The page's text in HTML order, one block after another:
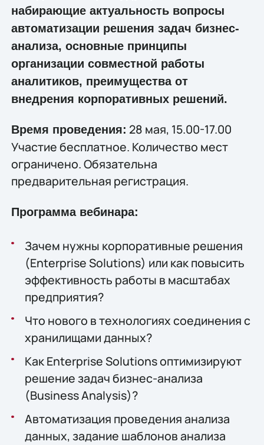
набирающие актуальность вопросы
автоматизации решения задач бизнес-
анализа, основные принципы
организации совместной работы
аналитиков, преимущества от
внедрения корпоративных решений.
Время проведения: 28 мая, 15.00-17.00
Участие бесплатное. Количество мест
ограничено. Обязательна
предварительная регистрация.
Программа вебинара:
Зачем нужны корпоративные решения
(Enterprise Solutions) или как повысить
эффективность работы в масштабах
предприятия?
Что нового в технологиях соединения с
хранилищами данных?
Как Enterprise Solutions оптимизируют
решение задач бизнес-анализа
(Business Analysis)?
Автоматизация проведения анализа
данных, задание шаблонов анализа